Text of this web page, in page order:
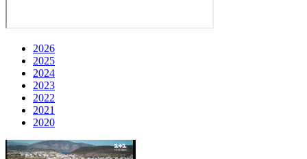
2026
2025
2024
2023
2022
2021
2020